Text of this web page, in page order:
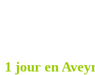
1 jour en